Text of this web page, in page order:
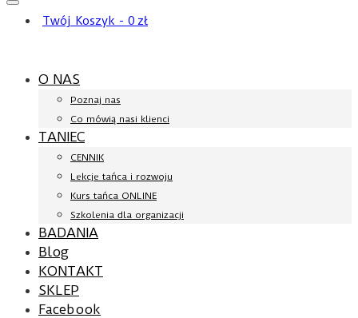
Twój Koszyk - 0 zł
O NAS
Poznaj nas
Co mówią nasi klienci
TANIEC
CENNIK
Lekcje tańca i rozwoju
Kurs tańca ONLINE
Szkolenia dla organizacji
BADANIA
Blog
KONTAKT
SKLEP
Facebook